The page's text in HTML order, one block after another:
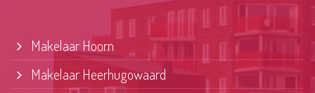
Makelaar Hoorn
Makelaar Heerhugowaard